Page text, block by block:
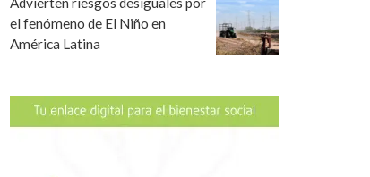
el fenómeno de El Niño en
América Latina